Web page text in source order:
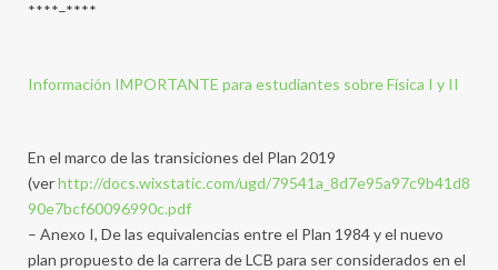
****–****
Información IMPORTANTE para estudiantes sobre Física I y II
En el marco de las transiciones del Plan 2019
(verhttp://docs.wixstatic.com/ugd/79541a_8d7e95a97c9b41d8
90e7bcf60096990c.pdf
– Anexo I, De las equivalencias entre el Plan 1984 y el nuevo
plan propuesto de la carrera de LCB para ser considerados en el